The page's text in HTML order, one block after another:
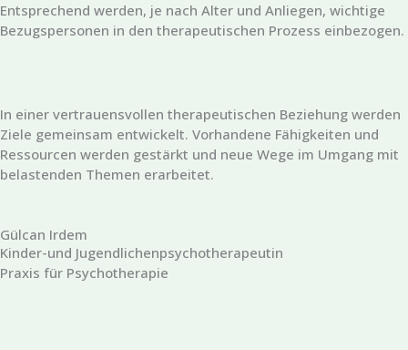
Entsprechend werden, je nach Alter und Anliegen, wichtige
Bezugspersonen in den therapeutischen Prozess einbezogen.
In einer vertrauensvollen therapeutischen Beziehung werden
Ziele gemeinsam entwickelt. Vorhandene Fähigkeiten und
Ressourcen werden gestärkt und neue Wege im Umgang mit
belastenden Themen erarbeitet.
Gülcan Irdem
Kinder-und Jugendlichenpsychotherapeutin
Praxis für Psychotherapie